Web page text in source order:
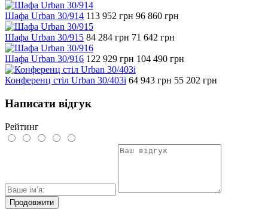
Шафа Urban 30/914 113 952 грн 96 860 грн
Шафа Urban 30/915 84 284 грн 71 642 грн
Шафа Urban 30/916 122 929 грн 104 490 грн
Конференц стіл Urban 30/403i 64 943 грн 55 202 грн
Написати відгук
Рейтинг
Продовжити